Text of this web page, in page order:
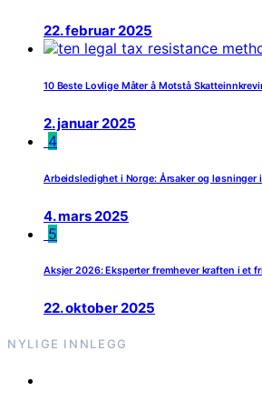
22. februar 2025
10 Beste Lovlige Måter å Motstå
2. januar 2025
4
Arbeidsledighet i Norge: Årsaker og løsninger
4. mars 2025
5
Aksjer 2026: Eksperter fremhever kraften i et
22. oktober 2025
NYLIGE INNLEGG